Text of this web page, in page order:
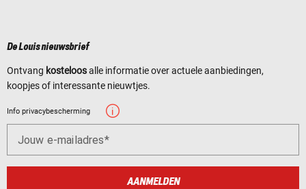
De Louis nieuwsbrief
Ontvang kosteloosalle informatie over actuele aanbiedingen,
koopjes of interessante nieuwtjes.
Info privacybescherming
Jouw e-mailadres
AANMELDEN